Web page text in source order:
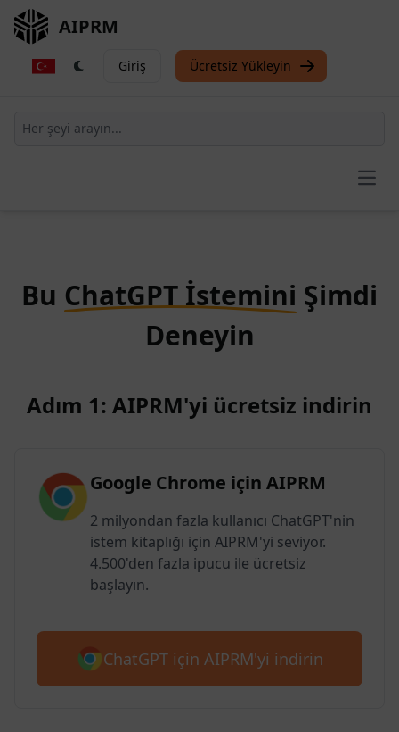
AIPRM
Giriş Ücretsiz Yükleyin
Bu ChatGPT İstemini Şimdi
Deneyin
Adım 1: AIPRM'yi ücretsiz indirin
Google Chrome için AIPRM
2 milyondan fazla kullanıcı ChatGPT'nin
istem kitaplığı için AIPRM'yi seviyor.
4.500'den fazla ipucu ile ücretsiz
başlayın.
ChatGPT için AIPRM'yi indirin